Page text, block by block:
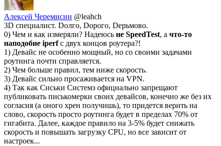
Алексей Черемисин @leahch
3D специалист. Dолго, Dорого, Dерьмово.
0) Чем и как измеряли? Надеюсь не SpeedTest, а что-то
наподобие iperfс двух концов роутера?!
1) Девайс не особенно мощный, но со своими задачами
роутинга почти справляется.
2) Чем больше правил, тем ниже скорость.
3) Девайс сильно просаживается на VPN.
4) Так как Сиськи Системз официально запрещают
публиковать писькомерки своих девайсов, конечно же без их
согласия (а оного хрен получишь), то придется верить на
слово, скорость просто роутинга будет в пределах 70% от
гигабита. Далее, каждое правило на 3-5% будет снижать
скорость и повышать загрузку CPU, но все зависит от
настроек...